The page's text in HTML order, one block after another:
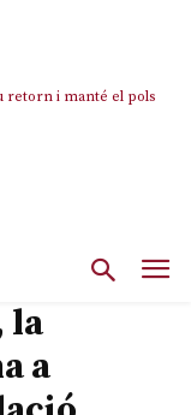
retorn i manté el pols
crida” massiu per la seva
la
a